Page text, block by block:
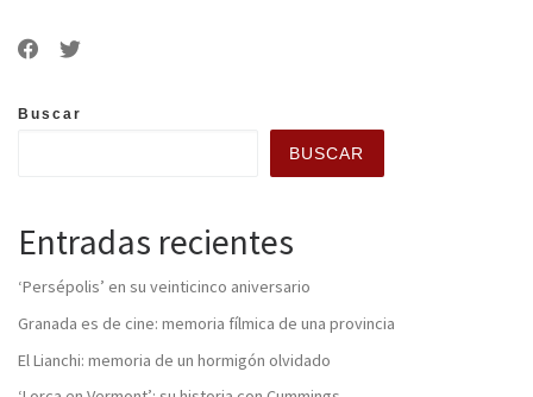
Buscar
BUSCAR
Entradas recientes
‘Persépolis’ en su veinticinco aniversario
Granada es de cine: memoria fílmica de una provincia
El Lianchi: memoria de un hormigón olvidado